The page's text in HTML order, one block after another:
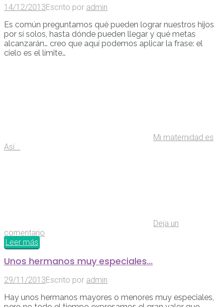
14/12/2013Escrito por admin
Es común preguntamos qué pueden lograr nuestros hijos
por sí solos, hasta dónde pueden llegar y qué metas
alcanzarán… creo que aquí podemos aplicar la frase: el
cielo es el límite…
Mi maternidad es
Así...
Deja un
comentario
Leer más
Unos hermanos muy especiales…
29/11/2013Escrito por admin
Hay unos hermanos mayores o menores muy especiales,